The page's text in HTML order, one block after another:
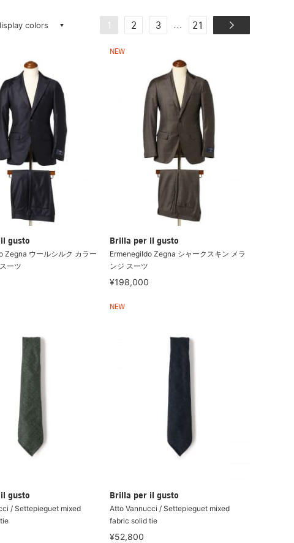
colors 1 2 3 ... 21
gusto
Zegna ウールシルク カラー
ーツ
NEW
Brilla per il gusto
Ermenegildo Zegna シャークスキン メラ
ンジ スーツ
¥198,000
gusto
/ Settepieguet mixed
NEW
Brilla per il gusto
Atto Vannucci / Settepieguet mixed
fabric solid tie
¥52,800